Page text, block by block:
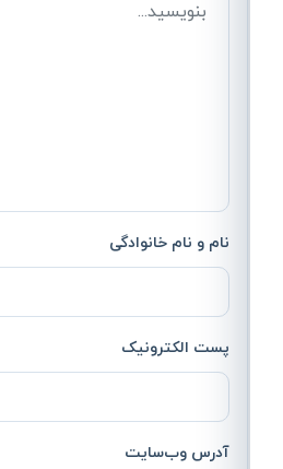
نام و نام خانوادگی
پست الکترونیک
آدرس وب‌سایت